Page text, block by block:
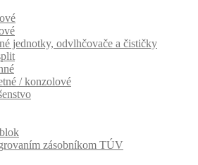
jednotky, odvlhčovače a čističky
/ konzolové
zásobníkom TÚV